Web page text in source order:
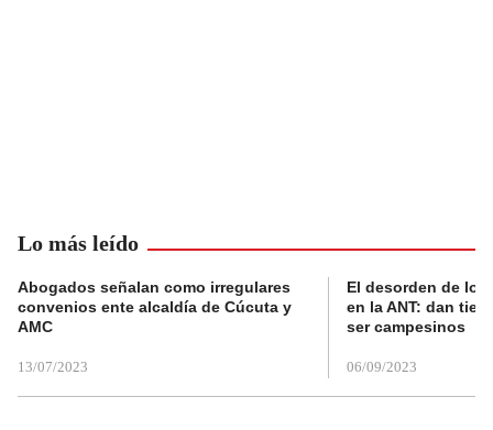
Lo más leído
Abogados señalan como irregulares
convenios ente alcaldía de Cúcuta y
AMC
13/07/2023
El desorden de
en la ANT: dan
ser campesinos
06/09/2023